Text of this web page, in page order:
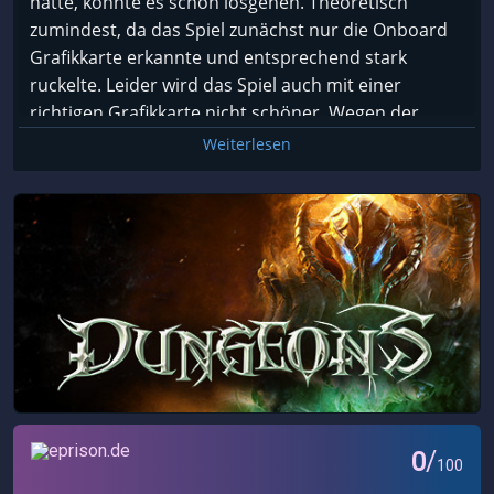
Es ist kein herausragend gutes Spiel aber es macht
fun.
Es ist eher eine Art Prison Architect, nur eben in
einem Dungeon, ein Dungeon Architect also. （｀ー
paar Monster hier, ein paar Fallen da, in den Raum
ein paar Schatztruhen für die Diebe, die Magier
erhalten eine eigene Bibliothek... Auch das erinnert
frappierend an das Raumdesign bei Dungeon
Keeper, nur dass die Räume hier für die Helden,
nicht für die Monster sind.
Warum klappt es trotzdem nicht? Eine gute Frage.
Ich für meinen Teil scheitere an ganz verschiedenen
Dingen in diesem Spiel. Zum Beispiel das
Charaktermanagement des DungeonLords, das ich
unverhältnismäßig kompliziert finde. Oder sagen wir
eher: unnötig kompliziert. Oder der Spagat zwischen
Amüsement der Helden und ihrem darauffolgenden
Ableben. Denn einerseits muss mein Dungeon so
aufgebaut sein, dass die Monster für die
Gutmenschen nicht den Tod bedeuten. Schließlich
zumindest, da das Spiel zunächst nur die Onboard
Grafikkarte erkannte und entsprechend stark
ruckelte. Leider wird das Spiel auch mit einer
richtigen Grafikkarte nicht schöner. Wegen der
schwachen Präsentation (sinnlose Kamerafahrten,
Menüs aus den 90ern, Textfenster ohne Ende) hielt
ich dieses Spiel gerade einmal zwei Level aus. Selbst
das Spielkonzept (Helden aufleveln um diese dann
zu töten) erschloss sich mir nicht. Insgesamt wirkt
das Produkt auf mich wie ein Studentenprojekt,
welches noch einige Jahre Entwicklung benötigen
würde. So wie es ist, beleidigt das Spiel nur meine
Errinerungen an Dungeon Keeper.
1/5
Weiterlesen